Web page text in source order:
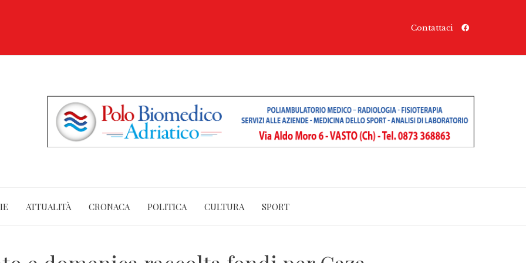
Contattaci
ATTUALITÀ CRONACA POLITICA CULTURA SPORT